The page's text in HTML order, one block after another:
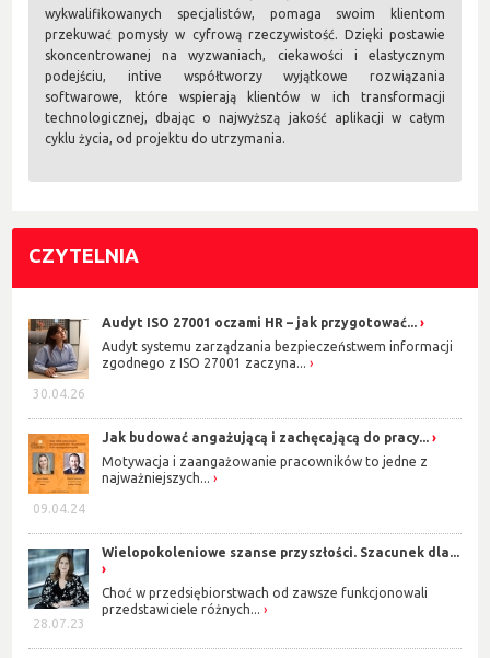
wykwalifikowanych specjalistów, pomaga swoim klientom
przekuwać pomysły w cyfrową rzeczywistość. Dzięki postawie
skoncentrowanej na wyzwaniach, ciekawości i elastycznym
podejściu, intive współtworzy wyjątkowe rozwiązania
softwarowe, które wspierają klientów w ich transformacji
technologicznej, dbając o najwyższą jakość aplikacji w całym
cyklu życia, od projektu do utrzymania.
CZYTELNIA
30.04.26
Audyt ISO 27001 oczami HR – jak przygotować...
Audyt systemu zarządzania bezpieczeństwem informacji
zgodnego z ISO 27001 zaczyna...
09.04.24
Jak budować angażującą i zachęcającą do pracy...
Motywacja i zaangażowanie pracowników to jedne z
najważniejszych...
28.07.23
Wielopokoleniowe szanse przyszłości. Szacunek dla...
Choć w przedsiębiorstwach od zawsze funkcjonowali
przedstawiciele różnych...